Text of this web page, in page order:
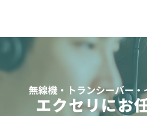
無線機・トランシーバー
エクセリにお